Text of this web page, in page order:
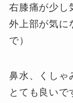
右膝痛が少し
外上部が気に
で）
鼻水、くしゃ
とても良いで